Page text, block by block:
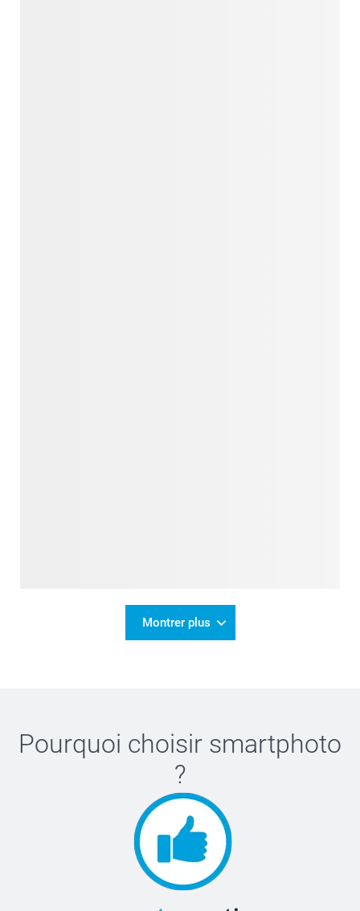
Montrer plus
Pourquoi choisir smartphoto
?